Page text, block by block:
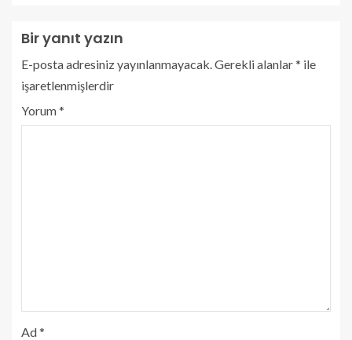
Bir yanıt yazın
E-posta adresiniz yayınlanmayacak.Gerekli alanlar* ile
işaretlenmişlerdir
Yorum*
Ad*